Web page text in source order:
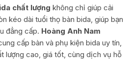
chất lượng không chỉ giúp cải
kéo dài tuổi thọ bàn bida, giúp bạn
đẳng cấp. Hoàng Anh Nam
cấp bàn và phụ kiện bida uy tín,
lượng cao, giá tốt, cùng dịch vụ hỗ